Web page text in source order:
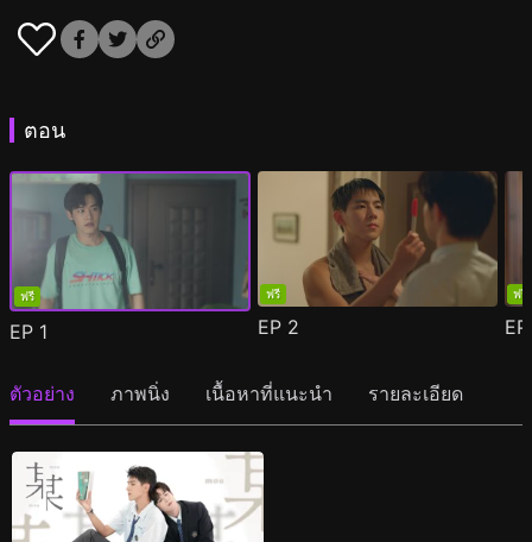
ตอน
ฟรี
EP 1
ฟรี
EP 2
ฟรี
ตัวอย่าง ภาพนิ่ง เนื้อหาที่แนะนำ รายละเอียด